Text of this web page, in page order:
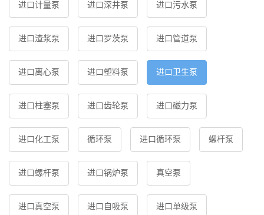
进口计量泵 进口深井泵 进口污水泵
进口渣浆泵 进口罗茨泵 进口管道泵
进口离心泵 进口塑料泵 进口卫生泵
进口柱塞泵 进口齿轮泵 进口磁力泵
进口化工泵 循环泵 进口循环泵 螺杆泵
进口螺杆泵 进口锅炉泵 真空泵
进口真空泵 进口自吸泵 进口单级泵